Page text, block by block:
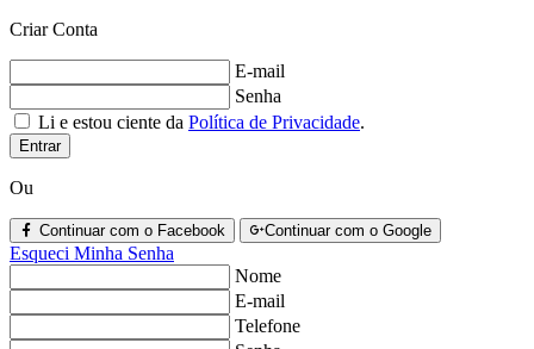
Criar Conta
E-mail
Senha
Li e estou ciente da Política de Privacidade.
Entrar
Ou
Continuar com o Facebook Continuar com o Google
Esqueci Minha Senha
Nome
E-mail
Telefone